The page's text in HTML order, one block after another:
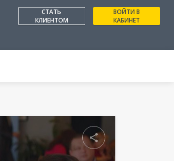
СТАТЬ
КЛИЕНТОМ
ВОЙТИ В
КАБИНЕТ
Поделиться